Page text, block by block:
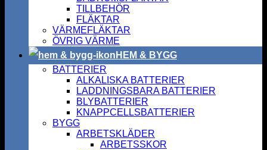
TILLBEHÖR
FLÄKTAR
VÄRMEFLÄKTAR
ÖVRIG VÄRME
HEM & BYGG
BATTERIER
ALKALISKA BATTERIER
LADDNINGSBARA BATTERIER
BLYBATTERIER
KNAPPCELLSBATTERIER
BYGG
ARBETSKLÄDER
ARBETSSKOR